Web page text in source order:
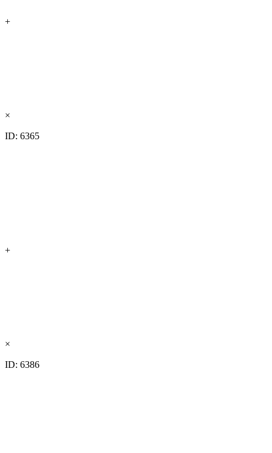
+
×
ID: 6365
+
×
ID: 6386